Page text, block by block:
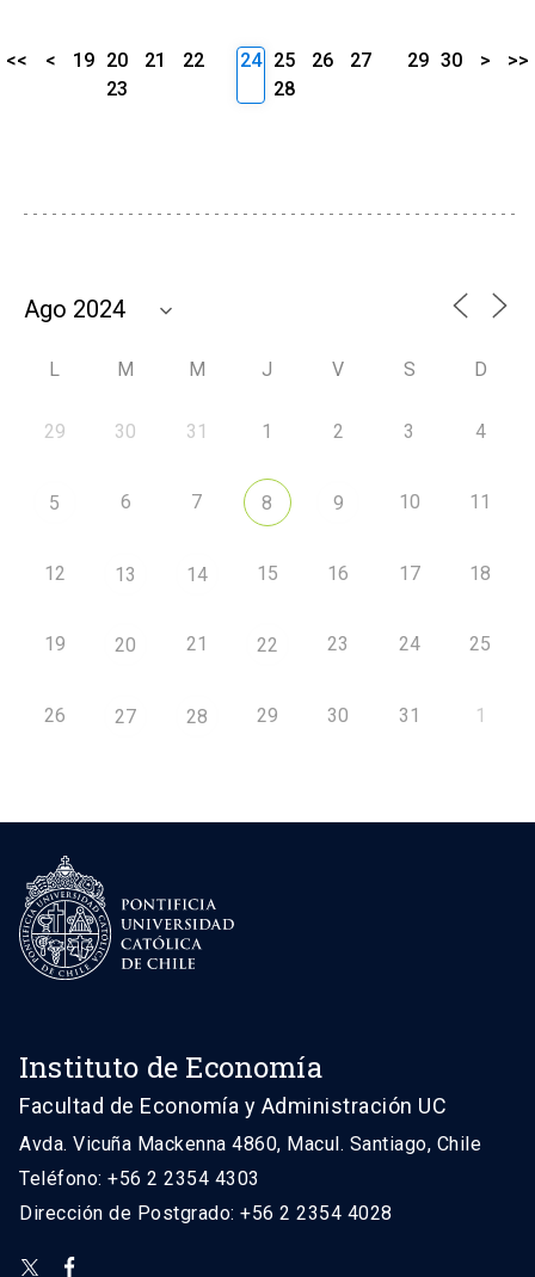
<< < 19 20 21
22
23
24 25 26
27
28
29 30 > >>
L M M J V S D
29 30 31 1 2 3 4
5 6 7 8 9 10 11
12 13 14 15 16 17 18
19 20 21 22 23 24 25
26 27 28 29 30 31 1
Instituto de Economía
Facultad de Economía y Administración UC
Avda. Vicuña Mackenna 4860, Macul. Santiago, Chile
Teléfono: +56 2 2354 4303
Dirección de Postgrado: +56 2 2354 4028